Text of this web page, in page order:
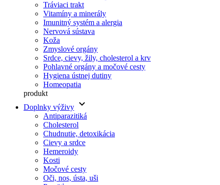
Tráviaci trakt
Vitamíny a minerály
Imunitný systém a alergia
Nervová sústava
Koža
Zmyslové orgány
Srdce, cievy, žily, cholesterol a krv
Pohlavné orgány a močové cesty
Hygiena ústnej dutiny
Homeopatia
produkt
Doplnky výživy keyboard_arrow_down
Antiparazitiká
Cholesterol
Chudnutie, detoxikácia
Cievy a srdce
Hemeroidy
Kosti
Močové cesty
Oči, nos, ústa, uši